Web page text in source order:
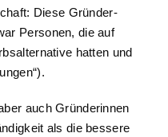
Diese Gründer-
Personen, die auf
hatten und
auch Gründerinnen
als die bessere